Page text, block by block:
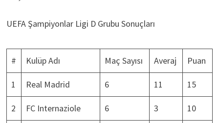
UEFA Şampiyonlar Ligi D Grubu Sonuçları
# Kulüp Adı Maç Sayısı Averaj Puan
1 Real Madrid 6 11 15
2 FC Internaziole 6 3 10